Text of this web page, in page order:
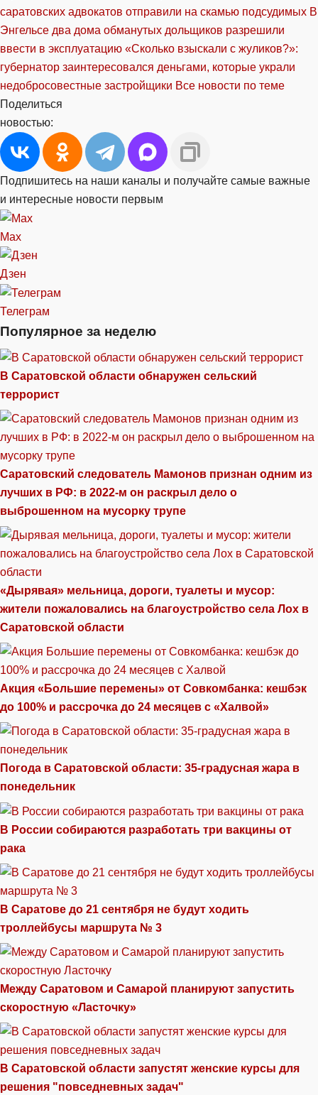
саратовских адвокатов отправили на скамью подсудимых В
Энгельсе два дома обманутых дольщиков разрешили
ввести в эксплуатацию «Сколько взыскали с жуликов?»:
губернатор заинтересовался деньгами, которые украли
недобросовестные застройщики Все новости по теме
Поделиться
новостью:
Подпишитесь на наши каналы и получайте самые важные
и интересные новости первым
Max
Дзен
Телеграм
Популярное за неделю
В Саратовской области обнаружен сельский
террорист
Саратовский следователь Мамонов признан одним из
лучших в РФ: в 2022-м он раскрыл дело о
выброшенном на мусорку трупе
«Дырявая» мельница, дороги, туалеты и мусор:
жители пожаловались на благоустройство села Лох в
Саратовской области
Акция «Большие перемены» от Совкомбанка: кешбэк
до 100% и рассрочка до 24 месяцев с «Халвой»
Погода в Саратовской области: 35-градусная жара в
понедельник
В России собираются разработать три вакцины от
рака
В Саратове до 21 сентября не будут ходить
троллейбусы маршрута № 3
Между Саратовом и Самарой планируют запустить
скоростную «Ласточку»
В Саратовской области запустят женские курсы для
решения "повседневных задач"